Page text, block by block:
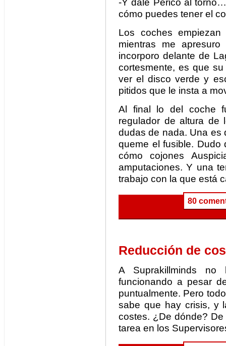
-Y dale Perico al
cómo puedes tener el
Los coches
mientras me
incorporo delante de
cortesmente, es que
ver el disco verde y
pitidos que le insta a
Al final lo del coche
regulador de altura de
dudas de nada. Una es
queme el fusible. Dudo
cómo cojones
amputaciones. Y una
trabajo con la que está
80
Reducción de
A Suprakillminds
funcionando a pesar
puntualmente. Pero
sabe que hay crisis, y
costes. ¿De dónde?
tarea en los